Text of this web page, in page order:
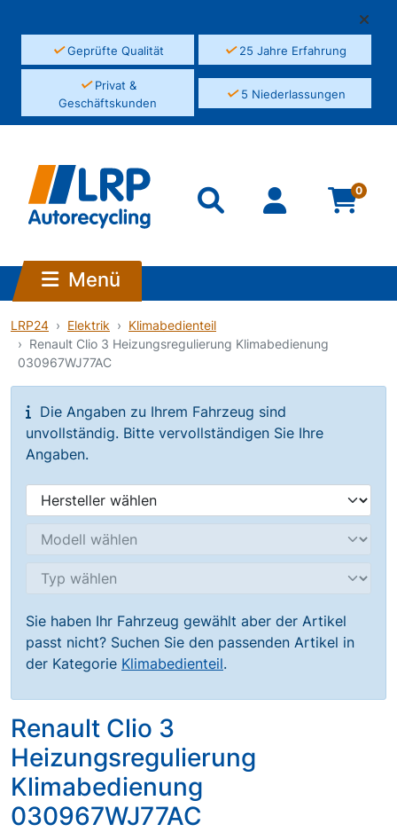
✓Geprüfte Qualität ✓25 Jahre Erfahrung
✓Privat &
Geschäftskunden
✓5 Niederlassungen
0
Menü
LRP24 Elektrik
Klimabedienteil
Renault Clio 3 Heizungsregulierung Klimabedienung
030967WJ77AC
Die Angaben zu Ihrem Fahrzeug sind
unvollständig. Bitte vervollständigen Sie Ihre
Angaben.
Sie haben Ihr Fahrzeug gewählt aber der Artikel
passt nicht? Suchen Sie den passenden Artikel in
der Kategorie Klimabedienteil.
Renault Clio 3
Heizungsregulierung
Klimabedienung
030967WJ77AC